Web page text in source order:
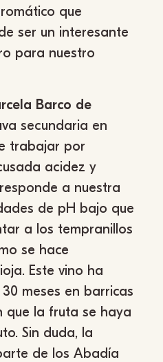
que
ser un interesante
para nuestro
Barco de
secundaria en
trabajar por
acidez y
a nuestra
de pH bajo que
a los tempranillos
se hace
Este vino ha
meses en barricas
que la fruta se haya
Sin duda, la
de los Abadía